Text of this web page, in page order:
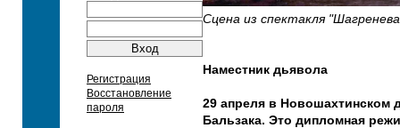
Регистрация
Восстановление
пароля
Сцена из спектакля
Наместник дьявола
29 апреля в Новошахтинском
Бальзака. Это дипломная